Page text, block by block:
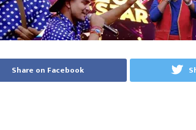
Share on Facebook